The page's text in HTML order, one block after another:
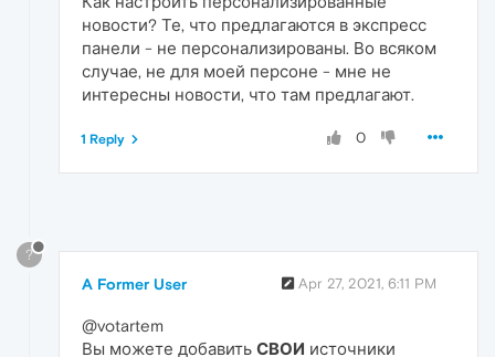
новости? Те, что предлагаются в экспресс
панели - не персонализированы. Во всяком
случае, не для моей персоне - мне не
интересны новости, что там предлагают.
0
1 Reply
?
A Former User Apr 27, 2021, 6:11 PM
@votartem
Вы можете добавить СВОИ источники